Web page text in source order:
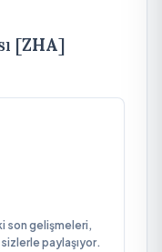
[ZHA]
son gelişmeleri,
sizlerle paylaşıyor.